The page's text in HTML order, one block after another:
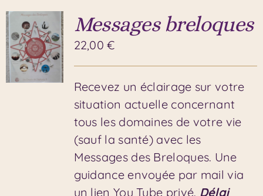
Messages breloques
22,00€
Recevez un éclairage sur votre
situation actuelle concernant
tous les domaines de votre vie
(sauf la santé) avec les
Messages des Breloques. Une
guidance envoyée par mail via
un lien You Tube privé. Délai